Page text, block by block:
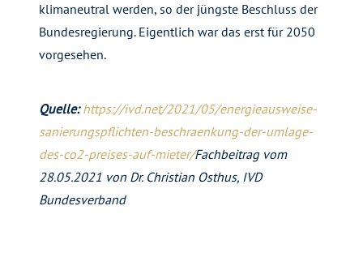
klimaneutral werden, so der jüngste Beschluss der
Bundesregierung. Eigentlich war das erst für 2050
vorgesehen.
Quelle:https://ivd.net/2021/05/energieausweise-
sanierungspflichten-beschraenkung-der-umlage-
des-co2-preises-auf-mieter/Fachbeitrag vom
28.05.2021 von Dr. Christian Osthus, IVD
Bundesverband